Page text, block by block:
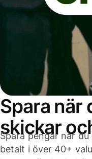
Spara när
skickar
Spara pengar när
betalt i över 40+